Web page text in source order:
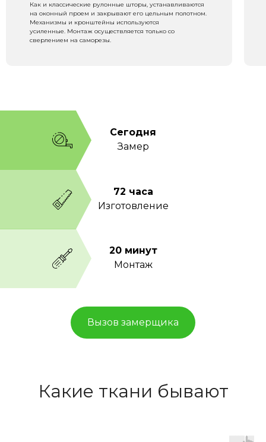
Как и классические рулонные шторы, устанавливаются
на оконный проем и закрывают его цельным полотном.
Механизмы и кронштейны используются
усиленные. Монтаж осуществляется только со
сверлением на саморезы.
Сегодня
Замер
72 часа
Изготовление
20 минут
Монтаж
Вызов замерщика
Какие ткани бывают